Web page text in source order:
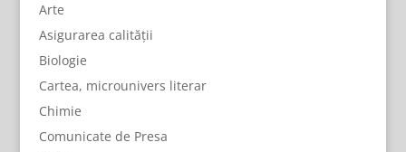
Arte
Asigurarea calității
Biologie
Cartea, microunivers literar
Chimie
Comunicate de Presa